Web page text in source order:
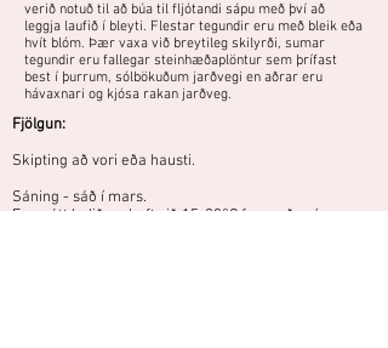
verið notuð til að búa til fljótandi sápu með því að
leggja laufið í bleyti. Flestar tegundir eru með bleik eða
hvít blóm. Þær vaxa við breytileg skilyrði, sumar
tegundir eru fallegar steinhæðaplöntur sem þrífast
best í þurrum, sólbökuðum jarðvegi en aðrar eru
hávaxnari og kjósa rakan jarðveg.
Fjölgun:
Skipting að vori eða hausti.
Sáning - sáð í mars.
Fræ rétt hulið og haft við 15-20°C fram að spírun.